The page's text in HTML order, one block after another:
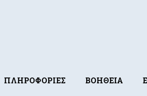
ΠΛΗΡΟΦΟΡΙΕΣ ΒΟΗΘΕΙΑ